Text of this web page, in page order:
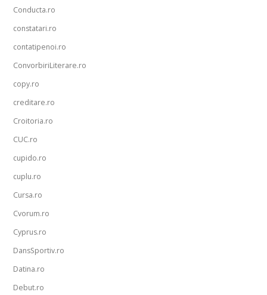
Conducta.ro
constatari.ro
contatipenoi.ro
ConvorbiriLiterare.ro
copy.ro
creditare.ro
Croitoria.ro
CUC.ro
cupido.ro
cuplu.ro
Cursa.ro
Cvorum.ro
Cyprus.ro
DansSportiv.ro
Datina.ro
Debut.ro